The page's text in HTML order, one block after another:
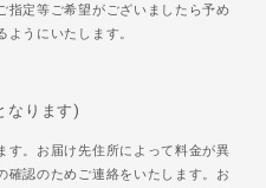
指定等ご希望がございましたら予め
ようにいたします。
なります)
す。お届け先住所によって料金が異
確認のためご連絡をいたします。お